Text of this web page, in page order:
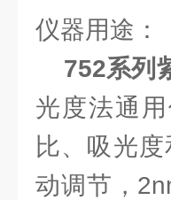
仪器用途：
752系列
光度法通
比、吸光
动调节，